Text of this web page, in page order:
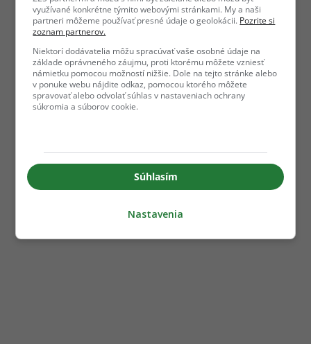
využívané konkrétne týmito webovými stránkami. My a naši
partneri môžeme používať presné údaje o geolokácii. Pozrite si
zoznam partnerov.
Niektorí dodávatelia môžu spracúvať vaše osobné údaje na
základe oprávneného záujmu, proti ktorému môžete vzniesť
námietku pomocou možností nižšie. Dole na tejto stránke alebo
v ponuke webu nájdite odkaz, pomocou ktorého môžete
spravovať alebo odvolať súhlas v nastaveniach ochrany
súkromia a súborov cookie.
Súhlasím
Nastavenia